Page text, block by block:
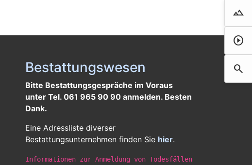
landscape
Film
play_circle
search
Bestattungswesen
Bitte Bestattungsgespräche im Voraus
unter Tel. 061 965 90 90 anmelden. Besten
Dank.
Eine Adressliste diverser
Bestattungsunternehmen finden Sie hier.
Informationen zur Anmeldung von Todesfällen